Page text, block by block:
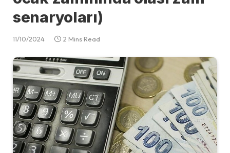
senaryoları)
11/10/2024 2 Mins Read